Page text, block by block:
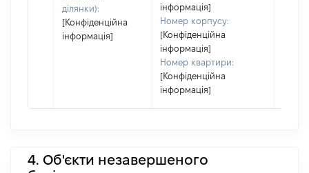
ділянки):
[Конфіденційна
інформація]
інформація]
Номер корпусу:
[Конфіденційна
інформація]
Номер квартири:
[Конфіденційна
інформація]
4. Об'єкти незавершеного